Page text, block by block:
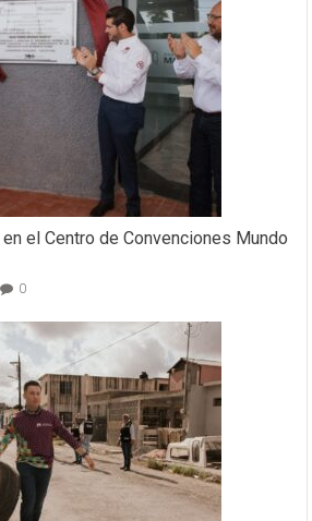
el Centro de Convenciones Mundo
0